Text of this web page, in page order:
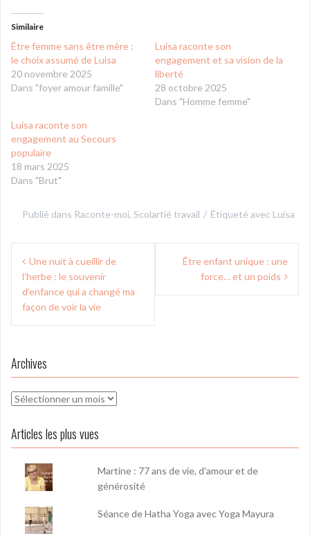
Similaire
Être femme sans être mère :
le choix assumé de Luisa
20 novembre 2025
Dans "foyer amour famille"
Luisa raconte son
engagement et sa vision de la
liberté
28 octobre 2025
Dans "Homme femme"
Luisa raconte son
engagement au Secours
populaire
18 mars 2025
Dans "Brut"
Publié dans Raconte-moi, Scolartié travail Étiqueté avec Luisa
Navigation
de
l’article
Une nuit à cueillir de
l’herbe : le souvenir
d’enfance qui a changé ma
façon de voir la vie
Être enfant unique : une
force… et un poids
Archives
Archives
Articles les plus vues
Martine : 77 ans de vie, d'amour et de
générosité
Séance de Hatha Yoga avec Yoga Mayura